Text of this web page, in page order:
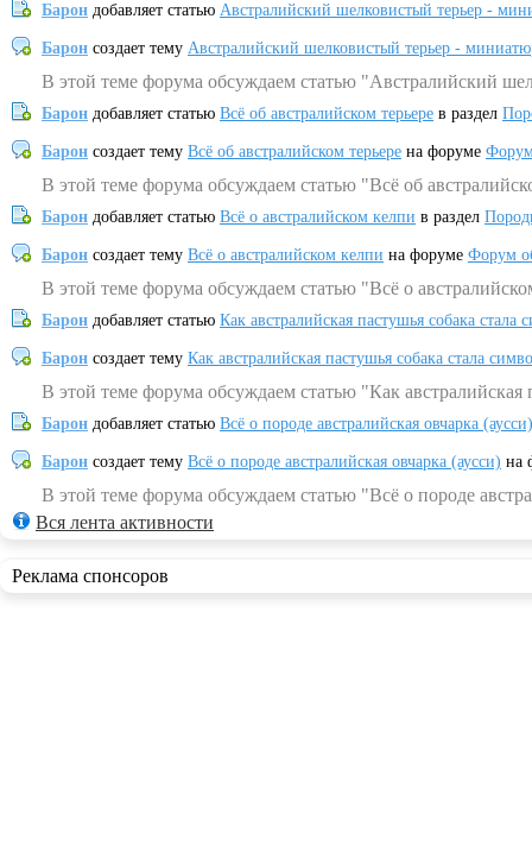
Барон добавляет статью Австралийский шелковистый терьер -
Барон создает тему Австралийский шелковистый терьер -
В этой теме форума обсуждаем статью "Австралийский
Барон добавляет статью Всё об австралийском терьере в раздел
Барон создает тему Всё об австралийском терьере на форуме
В этой теме форума обсуждаем статью "Всё об
Барон добавляет статью Всё о австралийском келпи в раздел
Барон создает тему Всё о австралийском келпи на форуме Форум
В этой теме форума обсуждаем статью "Всё о
Барон добавляет статью Как австралийская пастушья собака
Барон создает тему Как австралийская пастушья собака стала
В этой теме форума обсуждаем статью "Как
Барон добавляет статью Всё о породе австралийская овчарка (аусси)
Барон создает тему Всё о породе австралийская овчарка (аусси) на
В этой теме форума обсуждаем статью "Всё о породе
Вся лента активности
Реклама спонсоров